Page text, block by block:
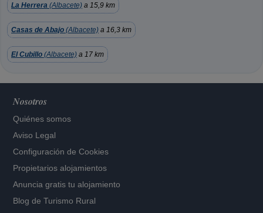
La Herrera (Albacete) a 15,9 km
Casas de Abajo (Albacete) a 16,3 km
El Cubillo (Albacete) a 17 km
Nosotros
Quiénes somos
Aviso Legal
Configuración de Cookies
Propietarios alojamientos
Anuncia gratis tu alojamiento
Blog de Turismo Rural